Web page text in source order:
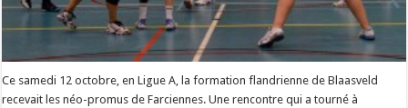
Ce samedi 12 octobre, en Ligue A, la formation flandrienne de Blaasveld
recevait les néo-promus de Farciennes. Une rencontre qui a tourné à